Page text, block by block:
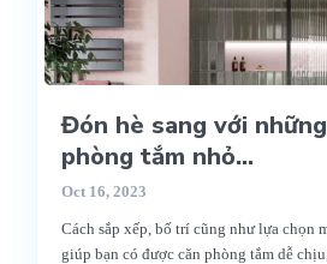
Đón hè sang với
phòng tắm nhỏ...
Oct 16, 2023
Cách sắp xếp, bố trí cũng như lựa chọn
giúp bạn có được căn phòng tắm dễ